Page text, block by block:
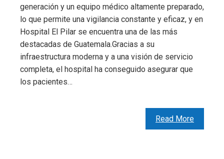
generación y un equipo médico altamente preparado,
lo que permite una vigilancia constante y eficaz, y en
Hospital El Pilar se encuentra una de las más
destacadas de Guatemala.Gracias a su
infraestructura moderna y a una visión de servicio
completa, el hospital ha conseguido asegurar que
los pacientes…
Read More